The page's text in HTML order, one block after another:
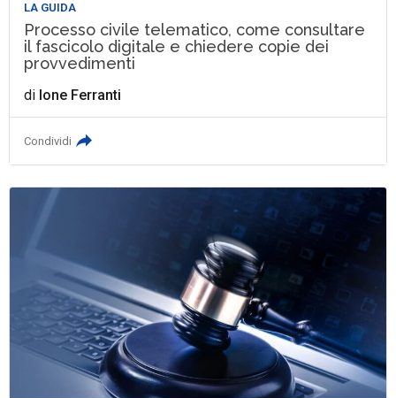
LA GUIDA
Processo civile telematico, come consultare
il fascicolo digitale e chiedere copie dei
provvedimenti
di Ione Ferranti
Condividi